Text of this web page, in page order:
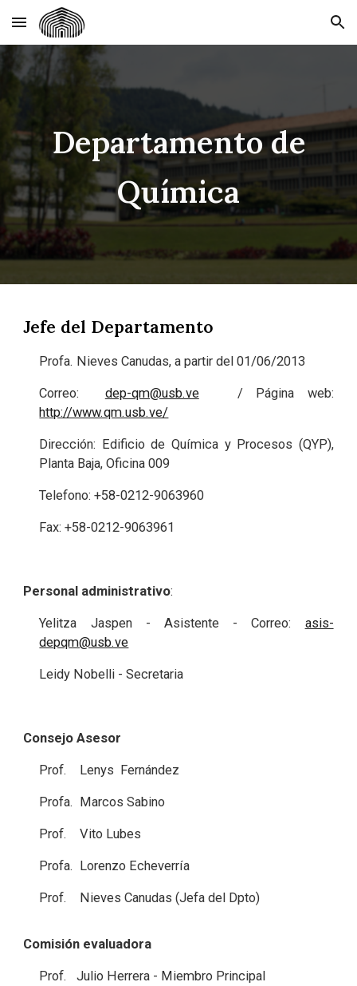
Skip to main content Skip to navigation
Departamento de
Química
Jefe del Departamento
Profa. Nieves Canudas, a partir del 01/06/2013
Correo: dep-qm@usb.ve/ Página web:
http://www.qm.usb.ve/
Dirección: Edificio de Química y Procesos (QYP),
Planta Baja, Oficina 009
Telefono: +58-0212-9063960
Fax: +58-0212-9063961
Personal administrativo:
Yelitza Jaspen - Asistente - Correo: asis-
depqm@usb.ve
Leidy Nobelli - Secretaria
Consejo Asesor
Prof. Lenys Fernández
Profa. Marcos Sabino
Prof. Vito Lubes
Profa. Lorenzo Echeverría
Prof. Nieves Canudas (Jefa del Dpto)
Comisión evaluadora
Prof. Julio Herrera - Miembro Principal